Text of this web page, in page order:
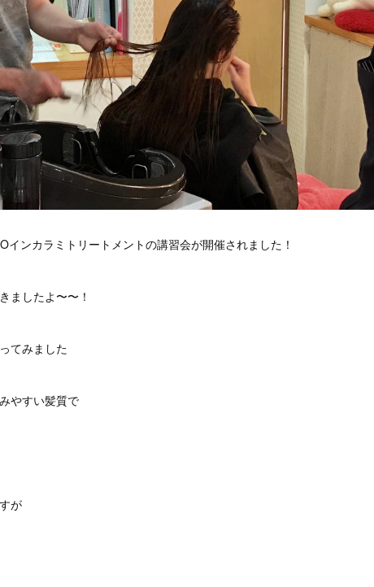
インカラミトリートメントの講習会が開催されました！
ましたよ〜〜！
てみました
やすい髪質で
が